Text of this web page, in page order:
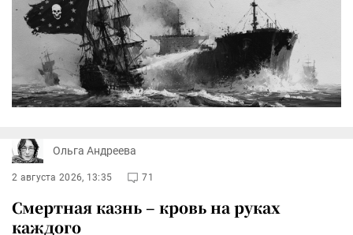
Ольга Андреева
2 августа 2026, 13:35 71
Смертная казнь – кровь на руках
каждого